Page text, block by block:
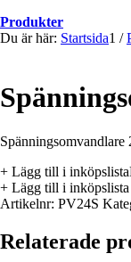
Produkter
Du är här: Startsida1 /
+ Lägg till i inköpslista
+ Lägg till i inköpslista
Artikelnr: PV24S
Relaterade